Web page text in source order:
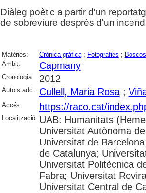
Diàleg poètic a partir d'un
de sobreviure després d'un
Matèries: Crònica gràfica; Fotografies ; Boscos
Àmbit:
Capmany
Cronologia: 2012
Autors add.: Cullell, Maria Rosa;
Accés: https://raco.cat/
Localització: UAB: Humanitats
Universitat Autònoma
Universitat de
de Catalunya;
Universitat Politècnica
Fabra; Universitat
Universitat Central de